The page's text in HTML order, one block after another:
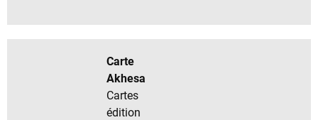
Carte
Akhesa
Cartes
édition